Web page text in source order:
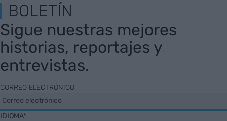
BOLETÍN
Sigue nuestras mejores
historias, reportajes y
entrevistas.
CORREO ELECTRÓNICO
IDIOMA*